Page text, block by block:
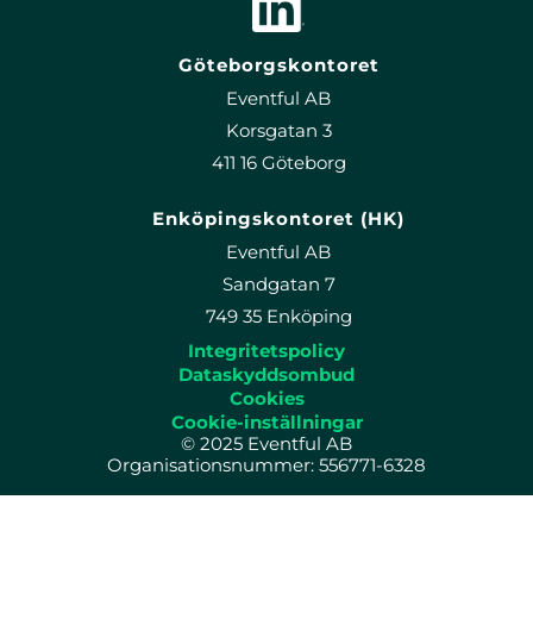
Göteborgskontoret
Eventful AB
Korsgatan 3
411 16 Göteborg
Enköpingskontoret (HK)
Eventful AB
Sandgatan 7
749 35 Enköping
Integritetspolicy
Dataskyddsombud
Cookies
Cookie-inställningar
© 2025 Eventful AB
Organisationsnummer: 556771-6328